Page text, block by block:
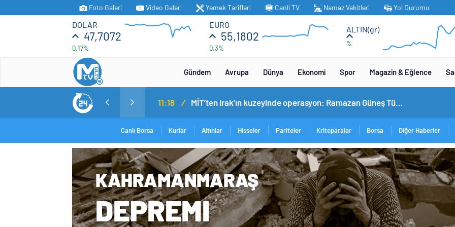
Foto Galeri Video Galeri Yemek Tarifleri Canli TV Namaz Vakitleri Yol Durumu
DOLAR
47,7072
0.17%
EURO
55,1802
0.3%
ALTIN(gr)
%
Gündem Avrupa Dünya Ekonomi Spor Magazin & Eğlence
11:18 / MİT’ten Irak’ın kuzeyinde operasyon: Ramazan Güneş Türkiye’ye getirildi
Canlı Borsa Kurlar Altınlar Hisseler Pariteler Kritoparalar Borsa Diğer Haberler